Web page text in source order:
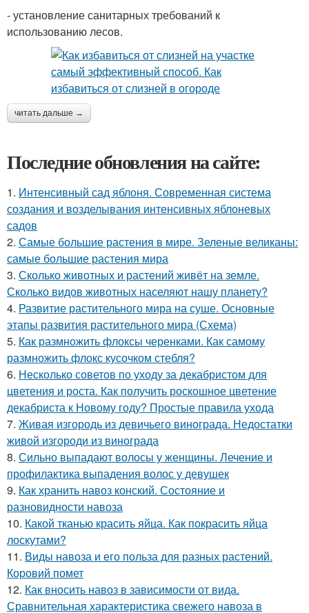
- установление санитарных требований к
использованию лесов.
читать дальше →
Последние обновления на сайте:
1. Интенсивный сад яблоня. Современная система
создания и возделывания интенсивных яблоневых
садов
2. Самые большие растения в мире. Зеленые великаны:
самые большие растения мира
3. Сколько животных и растений живёт на земле.
Сколько видов животных населяют нашу планету?
4. Развитие растительного мира на суше. Основные
этапы развития растительного мира (Схема)
5. Как размножить флоксы черенками. Как самому
размножить флокс кусочком стебля?
6. Несколько советов по уходу за декабристом для
цветения и роста. Как получить роскошное цветение
декабриста к Новому году? Простые правила ухода
7. Живая изгородь из девичьего винограда. Недостатки
живой изгороди из винограда
8. Сильно выпадают волосы у женщины. Лечение и
профилактика выпадения волос у девушек
9. Как хранить навоз конский. Состояние и
разновидности навоза
10. Какой тканью красить яйца. Как покрасить яйца
лоскутами?
11. Виды навоза и его польза для разных растений.
Коровий помет
12. Как вносить навоз в зависимости от вида.
Сравнительная характеристика свежего навоза в